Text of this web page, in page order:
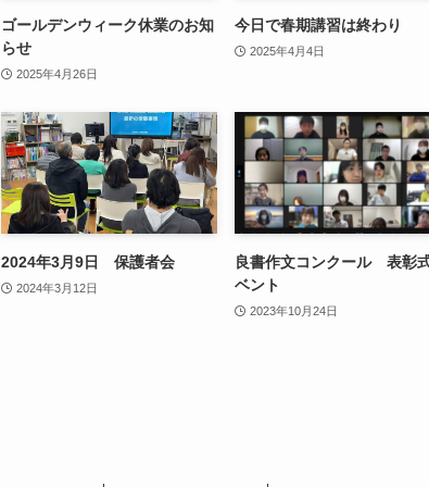
ゴールデンウィーク休業のお知
らせ
2025年4月26日
今日で春期講習は終わり
2025年4月4日
2024年3月9日 保護者会
2024年3月12日
良書作文コンクール 表彰
ベント
2023年10月24日